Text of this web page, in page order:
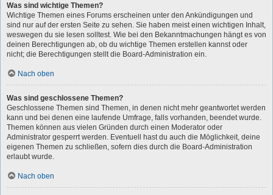
Was sind wichtige Themen?
Wichtige Themen eines Forums erscheinen unter den Ankündigungen und
sind nur auf der ersten Seite zu sehen. Sie haben meist einen wichtigen Inhalt,
weswegen du sie lesen solltest. Wie bei den Bekanntmachungen hängt es von
deinen Berechtigungen ab, ob du wichtige Themen erstellen kannst oder
nicht; die Berechtigungen stellt die Board-Administration ein.
Nach oben
Was sind geschlossene Themen?
Geschlossene Themen sind Themen, in denen nicht mehr geantwortet werden
kann und bei denen eine laufende Umfrage, falls vorhanden, beendet wurde.
Themen können aus vielen Gründen durch einen Moderator oder
Administrator gesperrt werden. Eventuell hast du auch die Möglichkeit, deine
eigenen Themen zu schließen, sofern dies durch die Board-Administration
erlaubt wurde.
Nach oben